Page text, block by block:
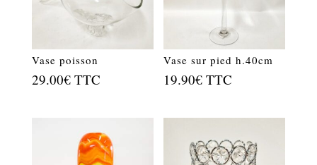
Vase poisson
29.00€ TTC
Vase sur pied h.40cm
19.90€ TTC